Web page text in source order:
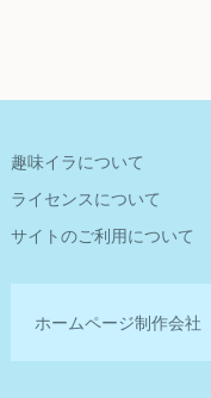
趣味イラについて
ライセンスについて
サイトのご利用について
ホームページ制作会社